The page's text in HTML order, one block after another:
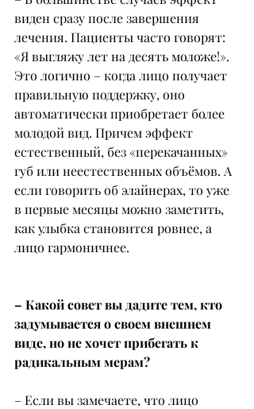
виден сразу после завершения
лечения. Пациенты часто говорят:
«Я выгляжу лет на десять моложе!».
Это логично – когда лицо получает
правильную поддержку, оно
автоматически приобретает более
молодой вид. Причем эффект
естественный, без «перекачанных»
губ или неестественных объёмов. А
если говорить об элайнерах, то уже
в первые месяцы можно заметить,
как улыбка становится ровнее, а
лицо гармоничнее.
– Какой совет вы дадите тем, кто
задумывается о своем внешнем
виде, но не хочет прибегать к
радикальным мерам?
– Если вы замечаете, что лицо